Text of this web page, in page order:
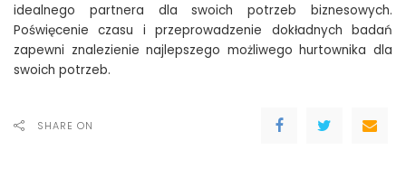
idealnego partnera dla swoich potrzeb biznesowych.
Poświęcenie czasu i przeprowadzenie dokładnych badań
zapewni znalezienie najlepszego możliwego hurtownika dla
swoich potrzeb.
SHARE ON